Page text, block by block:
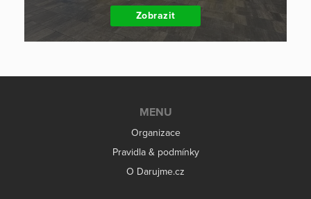
Zobrazit
MENU
Organizace
Pravidla & podmínky
O Darujme.cz